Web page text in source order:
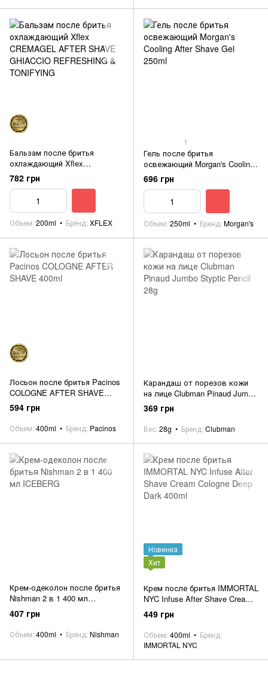
Бальзам после бритья
охлаждающий Xflex
CREMAGEL AFTER SHAVE
GHIACCIO REFRESHING &
TONIFYING
782 грн
Объем 200ml Бренд XFLEX
1
Гель после бритья
освежающий Morgan's Cooling
After Shave Gel 250ml
696 грн
Объем 250ml Бренд Morgan's
Лосьон после бритья Pacinos
COLOGNE AFTER SHAVE
400ml
594 грн
Объем 400ml Бренд Pacinos
Карандаш от порезов кожи
на лице Clubman Pinaud Jumbo
Styptic Pencil 28g
369 грн
Вес 28g Бренд Clubman
Крем-одеколон после бритья
Nishman 2 в 1 400 мл
ICEBERG
407 грн
Объем 400ml Бренд Nishman
Новинка
Хит
Крем после бритья IMMORTAL
NYC Infuse After Shave Cream
Cologne Deep Dark 400ml
449 грн
Объем 400ml
Бренд
IMMORTAL NYC